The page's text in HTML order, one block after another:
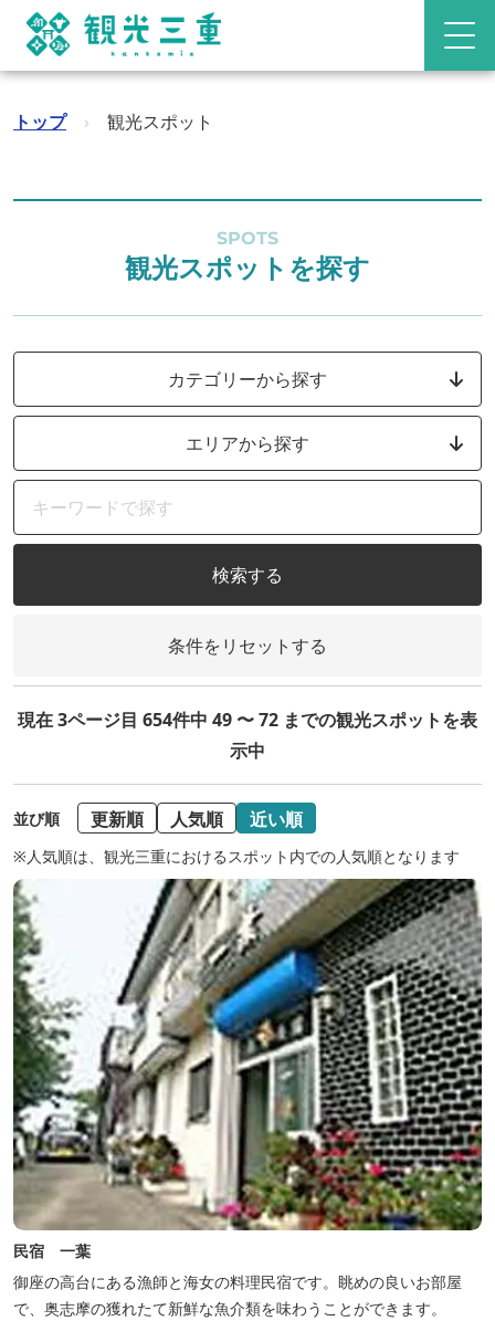
トップ › 観光スポット
SPOTS
観光スポットを探す
カテゴリーから探す
エリアから探す
検索する
条件をリセットする
現在 3ページ目 654件中 49 〜 72 までの観光スポットを表
示中
並び順 更新順 人気順 近い順
※人気順は、観光三重におけるスポット内での人気順となります
民宿 一葉
御座の高台にある漁師と海女の料理民宿です。眺めの良いお部屋
で、奥志摩の獲れたて新鮮な魚介類を味わうことができます。